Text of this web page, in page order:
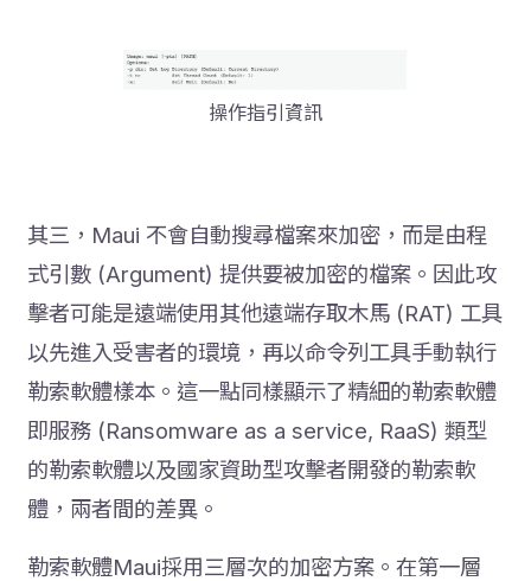
操作指引資訊
其三，Maui 不會自動搜尋檔案來加密，而是由程
式引數 (Argument) 提供要被加密的檔案。因此攻
擊者可能是遠端使用其他遠端存取木馬 (RAT) 工具
以先進入受害者的環境，再以命令列工具手動執行
勒索軟體樣本。這一點同樣顯示了精細的勒索軟體
即服務 (Ransomware as a service, RaaS) 類型
的勒索軟體以及國家資助型攻擊者開發的勒索軟
體，兩者間的差異。
勒索軟體Maui採用三層次的加密方案。在第一層